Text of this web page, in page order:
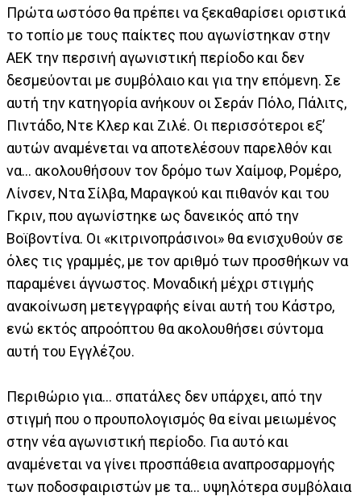
Πρώτα ωστόσο θα πρέπει να ξεκαθαρίσει οριστικά
το τοπίο με τους παίκτες που αγωνίστηκαν στην
ΑΕΚ την περσινή αγωνιστική περίοδο και δεν
δεσμεύονται με συμβόλαιο και για την επόμενη. Σε
αυτή την κατηγορία ανήκουν οι Σεράν Πόλο, Πάλιτς,
Πιντάδο, Ντε Κλερ και Ζιλέ. Οι περισσότεροι εξ’
αυτών αναμένεται να αποτελέσουν παρελθόν και
να... ακολουθήσουν τον δρόμο των Χαίμοφ, Ρομέρο,
Λίνσεν, Ντα Σίλβα, Μαραγκού και πιθανόν και του
Γκριν, που αγωνίστηκε ως δανεικός από την
Βοϊβοντίνα. Οι «κιτρινοπράσινοι» θα ενισχυθούν σε
όλες τις γραμμές, με τον αριθμό των προσθήκων να
παραμένει άγνωστος. Μοναδική μέχρι στιγμής
ανακοίνωση μετεγγραφής είναι αυτή του Κάστρο,
ενώ εκτός απροόπτου θα ακολουθήσει σύντομα
αυτή του Εγγλέζου.
Περιθώριο για... σπατάλες δεν υπάρχει, από την
στιγμή που ο προυπολογισμός θα είναι μειωμένος
στην νέα αγωνιστική περίοδο. Για αυτό και
αναμένεται να γίνει προσπάθεια αναπροσαρμογής
των ποδοσφαιριστών με τα... υψηλότερα συμβόλαια